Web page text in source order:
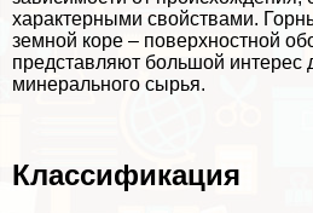
хаpaктерными свойствами.
земной коре – поверхностной
представляют большой интерес
минерального сырья.
Классификация